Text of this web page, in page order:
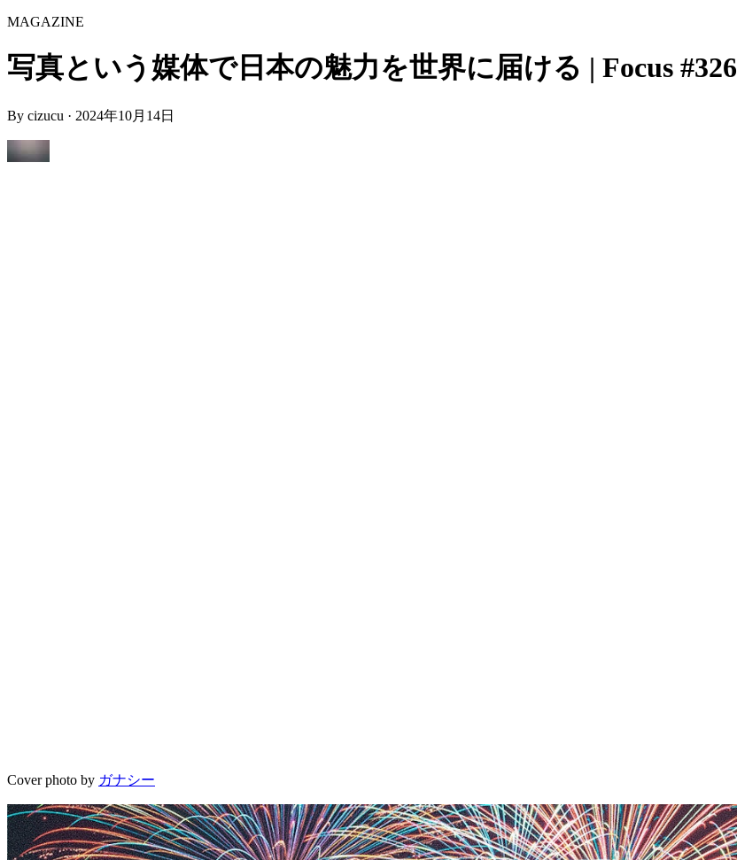
MAGAZINE
写真という媒体で日本の魅力を世界に届ける | Focus #326
By cizucu · 2024年10月14日
Cover photo by ガナシー